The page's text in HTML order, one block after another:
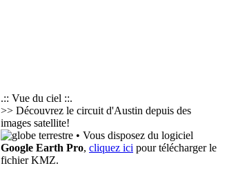
.:: Vue du ciel ::.
>> Découvrez le circuit d'Austin depuis des
images satellite!
• Vous disposez du logiciel
Google Earth Pro, cliquez ici pour télécharger le
fichier KMZ.